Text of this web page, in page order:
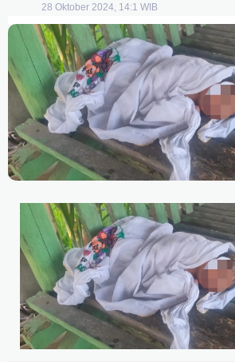
28 Oktober 2024, 14:1 WIB